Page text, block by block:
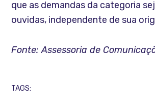
que as demandas da categoria
ouvidas, independente de sua
Fonte: Assessoria de
TAGS: